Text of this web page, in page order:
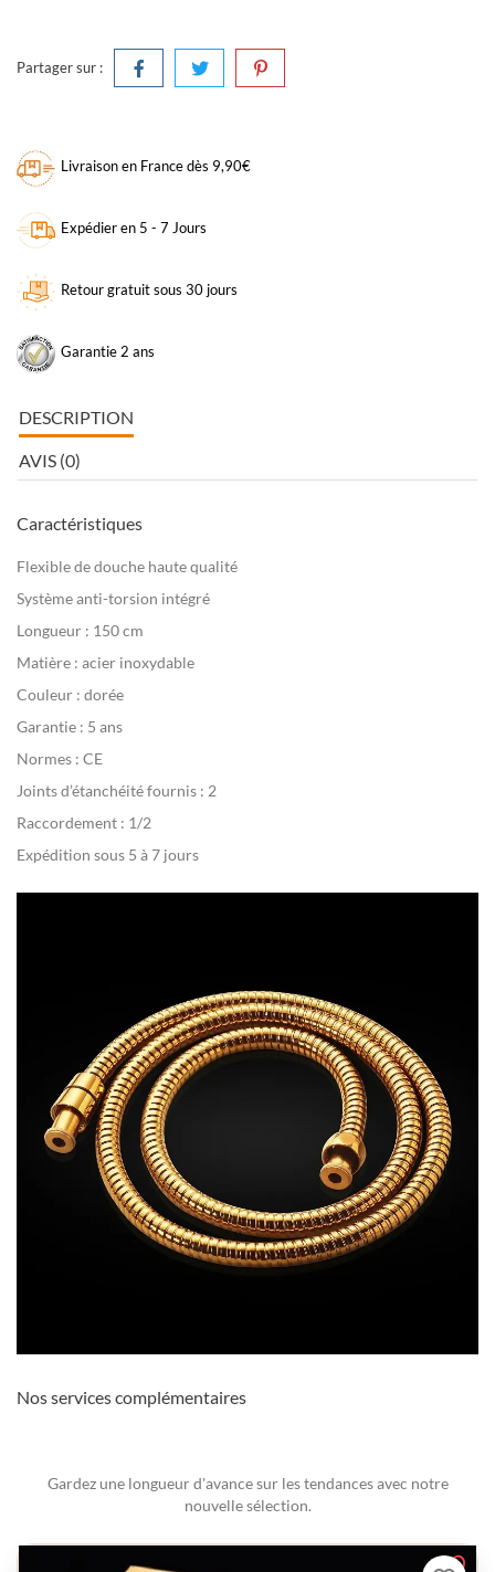
Partager sur :
Livraison en France dès 9,90€
Expédier en 5 - 7 Jours
Retour gratuit sous 30 jours
Garantie 2 ans
DESCRIPTION
AVIS (0)
Caractéristiques
Flexible de douche haute qualité
Système anti-torsion intégré
Longueur : 150 cm
Matière : acier inoxydable
Couleur : dorée
Garantie : 5 ans
Normes : CE
Joints d’étanchéité fournis : 2
Raccordement : 1/2
Expédition sous 5 à 7 jours
Nos services complémentaires
Gardez une longueur d'avance sur les tendances avec notre
nouvelle sélection.